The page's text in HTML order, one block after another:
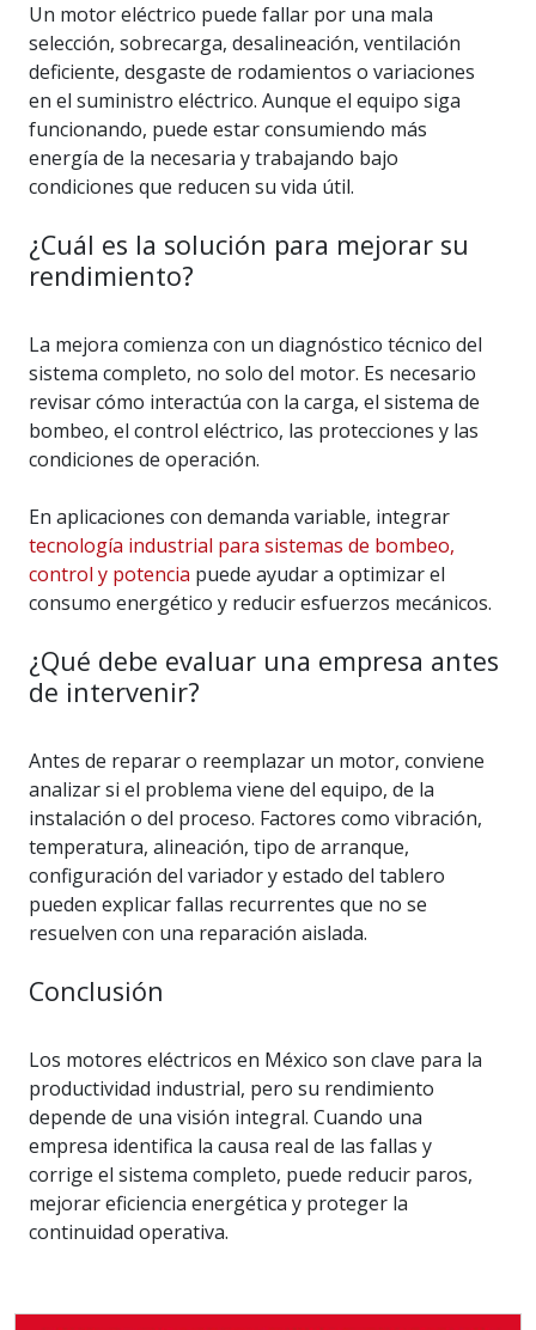
Un motor eléctrico puede fallar por una mala
selección, sobrecarga, desalineación, ventilación
deficiente, desgaste de rodamientos o variaciones
en el suministro eléctrico. Aunque el equipo siga
funcionando, puede estar consumiendo más
energía de la necesaria y trabajando bajo
condiciones que reducen su vida útil.
¿Cuál es la solución para mejorar su
rendimiento?
La mejora comienza con un diagnóstico técnico del
sistema completo, no solo del motor. Es necesario
revisar cómo interactúa con la carga, el sistema de
bombeo, el control eléctrico, las protecciones y las
condiciones de operación.
En aplicaciones con demanda variable, integrar
tecnología industrial para sistemas de bombeo,
control y potencia puede ayudar a optimizar el
consumo energético y reducir esfuerzos mecánicos.
¿Qué debe evaluar una empresa antes
de intervenir?
Antes de reparar o reemplazar un motor, conviene
analizar si el problema viene del equipo, de la
instalación o del proceso. Factores como vibración,
temperatura, alineación, tipo de arranque,
configuración del variador y estado del tablero
pueden explicar fallas recurrentes que no se
resuelven con una reparación aislada.
Conclusión
Los motores eléctricos en México son clave para la
productividad industrial, pero su rendimiento
depende de una visión integral. Cuando una
empresa identifica la causa real de las fallas y
corrige el sistema completo, puede reducir paros,
mejorar eficiencia energética y proteger la
continuidad operativa.